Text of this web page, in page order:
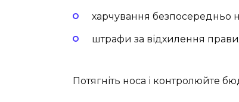
харчування безпосередньо
штрафи за відхилення
Потягніть носа і контролюйте